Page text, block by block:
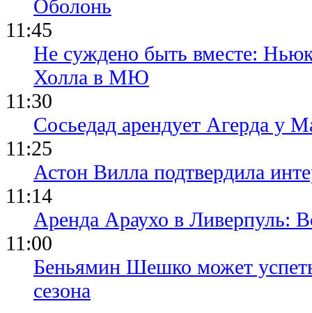
Оболонь
11:45
Не суждено быть вместе:
Холла в МЮ
11:30
Сосьедад арендует Агерда у
11:25
Астон Вилла подтвердила
11:14
Аренда Араухо в Ливерпуль:
11:00
Беньямин Шешко может
сезона